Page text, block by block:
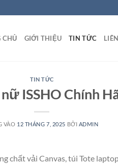
CHỦ GIỚI THIỆU TIN TỨC
TIN TỨC
ISSHO Chính
VÀO 12 THÁNG 7, 2025 BỞI ADMIN
chất vải Canvas, túi Tote